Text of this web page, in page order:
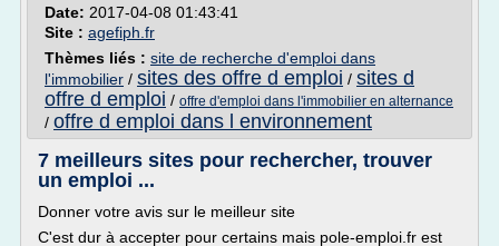
Date: 2017-04-08 01:43:41
Site : agefiph.fr
Thèmes liés : site de recherche d'emploi dans
l'immobilier / sites des offre d emploi / sites d
offre d emploi / offre d'emploi dans l'immobilier en alternance
/ offre d emploi dans l environnement
7 meilleurs sites pour rechercher, trouver
un emploi ...
Donner votre avis sur le meilleur site
C'est dur à accepter pour certains mais pole-emploi.fr est